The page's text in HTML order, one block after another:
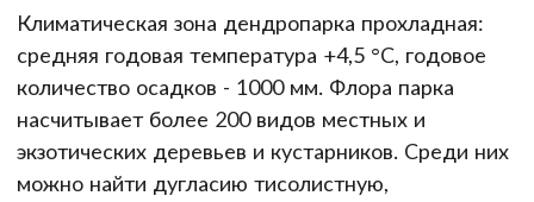
Климатическая зона дендропарка прохладная:
средняя годовая температура +4,5 °C, годовое
количество осадков - 1000 мм. Флора парка
насчитывает более 200 видов местных и
экзотических деревьев и кустарников. Среди них
можно найти дугласию тисолистную,